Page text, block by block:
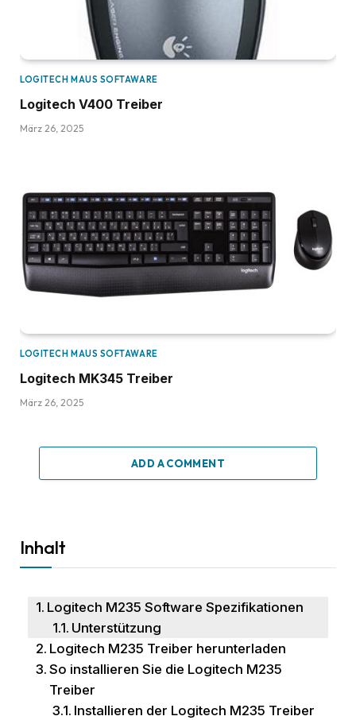
LOGITECH MAUS SOFTAWARE
Logitech V400 Treiber
März 26, 2025
LOGITECH MAUS SOFTAWARE
Logitech MK345 Treiber
März 26, 2025
ADD A COMMENT
Inhalt
Logitech M235 Software Spezifikationen
Unterstützung
Logitech M235 Treiber herunterladen
So installieren Sie die Logitech M235
Treiber
Installieren der Logitech M235 Treiber